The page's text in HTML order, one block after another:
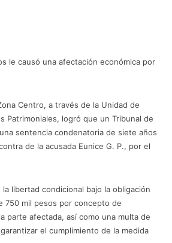
le causó una afectación económica por
Centro, a través de la Unidad de
Patrimoniales, logró que un Tribunal de
sentencia condenatoria de siete años
de la acusada Eunice G. P., por el
libertad condicional bajo la obligación
750 mil pesos por concepto de
parte afectada, así como una multa de
el cumplimiento de la medida